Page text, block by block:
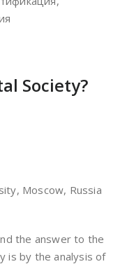
Society?
Moscow, Russia
the answer to the
is by the analysis of